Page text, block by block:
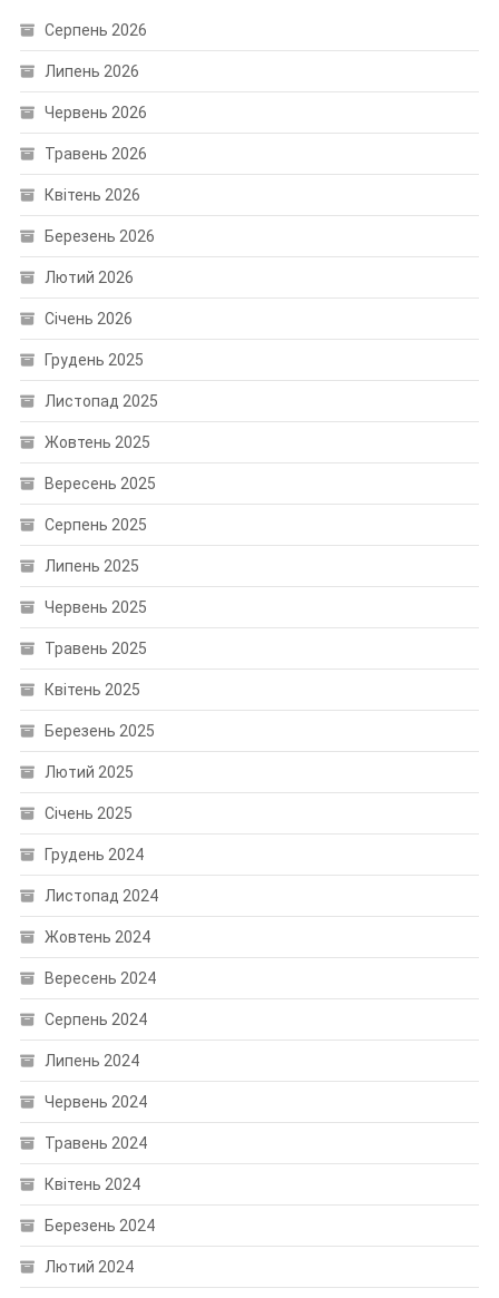
Серпень 2026
Липень 2026
Червень 2026
Травень 2026
Квітень 2026
Березень 2026
Лютий 2026
Січень 2026
Грудень 2025
Листопад 2025
Жовтень 2025
Вересень 2025
Серпень 2025
Липень 2025
Червень 2025
Травень 2025
Квітень 2025
Березень 2025
Лютий 2025
Січень 2025
Грудень 2024
Листопад 2024
Жовтень 2024
Вересень 2024
Серпень 2024
Липень 2024
Червень 2024
Травень 2024
Квітень 2024
Березень 2024
Лютий 2024